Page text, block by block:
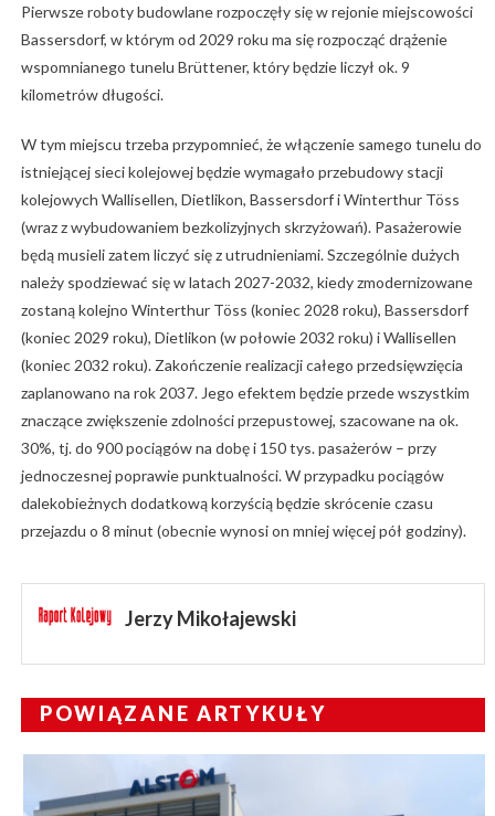
Pierwsze roboty budowlane rozpoczęły się w rejonie miejscowości
Bassersdorf, w którym od 2029 roku ma się rozpocząć drążenie
wspomnianego tunelu Brüttener, który będzie liczył ok. 9
kilometrów długości.
W tym miejscu trzeba przypomnieć, że włączenie samego tunelu do
istniejącej sieci kolejowej będzie wymagało przebudowy stacji
kolejowych Wallisellen, Dietlikon, Bassersdorf i Winterthur Töss
(wraz z wybudowaniem bezkolizyjnych skrzyżowań). Pasażerowie
będą musieli zatem liczyć się z utrudnieniami. Szczególnie dużych
należy spodziewać się w latach 2027-2032, kiedy zmodernizowane
zostaną kolejno Winterthur Töss (koniec 2028 roku), Bassersdorf
(koniec 2029 roku), Dietlikon (w połowie 2032 roku) i Wallisellen
(koniec 2032 roku). Zakończenie realizacji całego przedsięwzięcia
zaplanowano na rok 2037. Jego efektem będzie przede wszystkim
znaczące zwiększenie zdolności przepustowej, szacowane na ok.
30%, tj. do 900 pociągów na dobę i 150 tys. pasażerów – przy
jednoczesnej poprawie punktualności. W przypadku pociągów
dalekobieżnych dodatkową korzyścią będzie skrócenie czasu
przejazdu o 8 minut (obecnie wynosi on mniej więcej pół godziny).
Jerzy Mikołajewski
POWIĄZANE ARTYKUŁY